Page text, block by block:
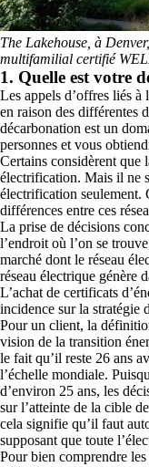
The Lakehouse, à
multifamilial certifié
1. Quelle est votre
Les appels d’offres liés
en raison des différentes
décarbonation est un
personnes et vous
Certains considèrent que
électrification. Mais il ne
électrification seulement.
différences entre ces
La prise de décisions
l’endroit où l’on se
marché dont le réseau
réseau électrique génère
L’achat de certificats
incidence sur la stratégie
Pour un client, la
vision de la transition
le fait qu’il reste 26 ans
l’échelle mondiale.
d’environ 25 ans, les
sur l’atteinte de la cible
cela signifie qu’il faut
supposant que toute
Pour bien comprendre